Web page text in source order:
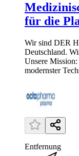
für die
Wir sind DER
Deutschland.
Unsere
modernster
Entfernung